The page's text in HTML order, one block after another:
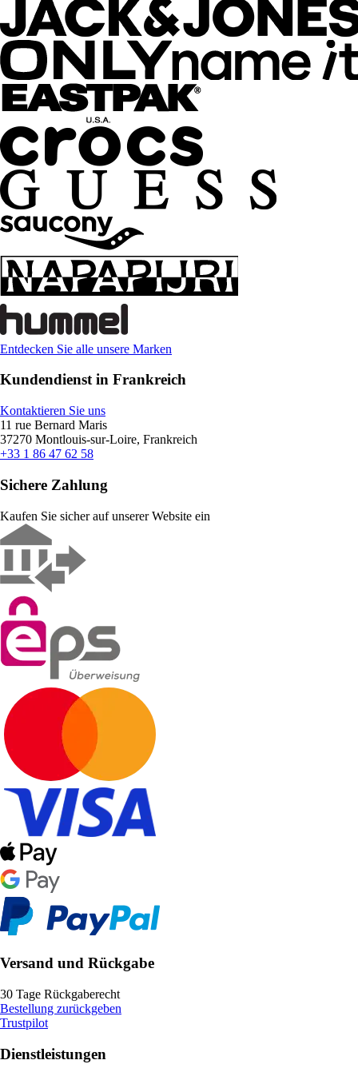
Entdecken Sie alle unsere Marken
Kundendienst in Frankreich
Kontaktieren Sie uns
11 rue Bernard Maris
37270 Montlouis-sur-Loire, Frankreich
+33 1 86 47 62 58
Sichere Zahlung
Kaufen Sie sicher auf unserer Website ein
Versand und Rückgabe
30 Tage Rückgaberecht
Bestellung zurückgeben
Trustpilot
Dienstleistungen